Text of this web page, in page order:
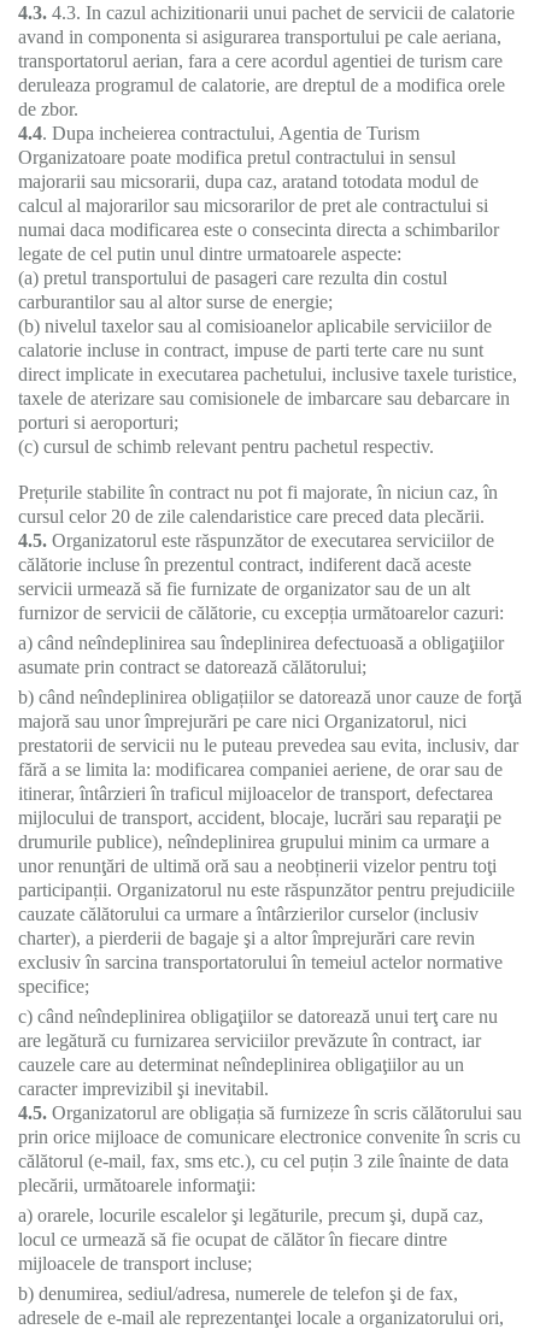
4.3. 4.3. In cazul achizitionarii unui pachet de servicii de calatorie
avand in componenta si asigurarea transportului pe cale aeriana,
transportatorul aerian, fara a cere acordul agentiei de turism care
deruleaza programul de calatorie, are dreptul de a modifica orele
de zbor.
4.4. Dupa incheierea contractului, Agentia de Turism
Organizatoare poate modifica pretul contractului in sensul
majorarii sau micsorarii, dupa caz, aratand totodata modul de
calcul al majorarilor sau micsorarilor de pret ale contractului si
numai daca modificarea este o consecinta directa a schimbarilor
legate de cel putin unul dintre urmatoarele aspecte:
(a) pretul transportului de pasageri care rezulta din costul
carburantilor sau al altor surse de energie;
(b) nivelul taxelor sau al comisioanelor aplicabile serviciilor de
calatorie incluse in contract, impuse de parti terte care nu sunt
direct implicate in executarea pachetului, inclusive taxele turistice,
taxele de aterizare sau comisionele de imbarcare sau debarcare in
porturi si aeroporturi;
(c) cursul de schimb relevant pentru pachetul respectiv.
Prețurile stabilite în contract nu pot fi majorate, în niciun caz, în
cursul celor 20 de zile calendaristice care preced data plecării.
4.5. Organizatorul este răspunzător de executarea serviciilor de
călătorie incluse în prezentul contract, indiferent dacă aceste
servicii urmează să fie furnizate de organizator sau de un alt
furnizor de servicii de călătorie, cu excepția următoarelor cazuri:
a) când neîndeplinirea sau îndeplinirea defectuoasă a obligaţiilor
asumate prin contract se datorează călătorului;
b) când neîndeplinirea obligațiilor se datorează unor cauze de forţă
majoră sau unor împrejurări pe care nici Organizatorul, nici
prestatorii de servicii nu le puteau prevedea sau evita, inclusiv, dar
fără a se limita la: modificarea companiei aeriene, de orar sau de
itinerar, întârzieri în traficul mijloacelor de transport, defectarea
mijlocului de transport, accident, blocaje, lucrări sau reparaţii pe
drumurile publice), neîndeplinirea grupului minim ca urmare a
unor renunţări de ultimă oră sau a neobținerii vizelor pentru toţi
participanții. Organizatorul nu este răspunzător pentru prejudiciile
cauzate călătorului ca urmare a întârzierilor curselor (inclusiv
charter), a pierderii de bagaje şi a altor împrejurări care revin
exclusiv în sarcina transportatorului în temeiul actelor normative
specifice;
c) când neîndeplinirea obligaţiilor se datorează unui terţ care nu
are legătură cu furnizarea serviciilor prevăzute în contract, iar
cauzele care au determinat neîndeplinirea obligaţiilor au un
caracter imprevizibil şi inevitabil.
4.5. Organizatorul are obligația să furnizeze în scris călătorului sau
prin orice mijloace de comunicare electronice convenite în scris cu
călătorul (e-mail, fax, sms etc.), cu cel puțin 3 zile înainte de data
plecării, următoarele informaţii:
a) orarele, locurile escalelor şi legăturile, precum şi, după caz,
locul ce urmează să fie ocupat de călător în fiecare dintre
mijloacele de transport incluse;
b) denumirea, sediul/adresa, numerele de telefon şi de fax,
adresele de e-mail ale reprezentanţei locale a organizatorului ori,